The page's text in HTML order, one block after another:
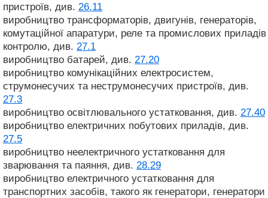
пристроїв, див. 26.11
виробництво трансформаторів, двигунів, генераторів,
комутаційної апаратури, реле та промислових приладів
контролю, див. 27.1
виробництво батарей, див. 27.20
виробництво комунікаційних електросистем,
струмонесучих та неструмонесучих пристроїв, див.
27.3
виробництво освітлювального устатковання, див. 27.40
виробництво електричних побутових приладів, див.
27.5
виробництво неелектричного устатковання для
зварювання та паяння, див. 28.29
виробництво електричного устатковання для
транспортних засобів, такого як генератори, генератори